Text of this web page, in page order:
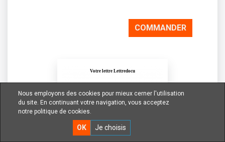
COMMANDER
Nous employons des cookies pour mieux cerner l'utilisation
du site. En continuant votre navigation, vous acceptez
notre politique de cookies.
OK Je choisis